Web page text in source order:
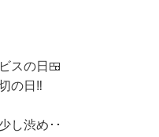
スの日🍱
の日‼
し渋め･･